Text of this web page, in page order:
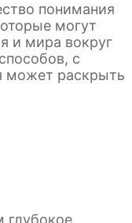
понимания
могут
и мира вокруг
с
может раскрыть